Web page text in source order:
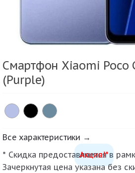
Смартфон Xiaomi Poco
(Purple)
Все характеристики →
Акция!*
* Скидка предоставляется в
Зачеркнутая цена указана без